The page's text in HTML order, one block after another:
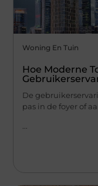
Woning En Tuin
Hoe Moderne
De
pas in de foyer of
...